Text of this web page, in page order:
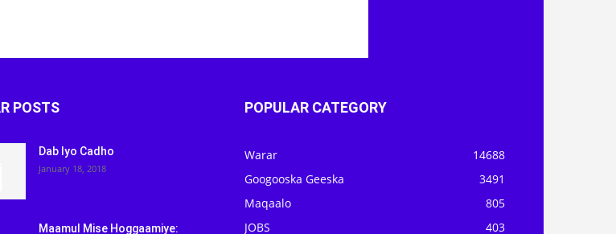
POSTS
Dab Iyo Cadho
January 18, 2018
Maamul Mise Hoggaamiye:
POPULAR CATEGORY
Warar
14688
Googooska Geeska
3491
Maqaalo
805
JOBS
403